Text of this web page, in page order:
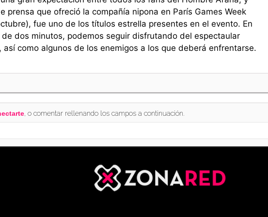
prensa que ofreció la compañía nipona en París Games Week
fue uno de los títulos estrella presentes en el evento. En
dos minutos, podemos seguir disfrutando del espectaular
así como algunos de los enemigos a los que deberá enfrentarse.
, o comentar rellenando los campos a continuación.